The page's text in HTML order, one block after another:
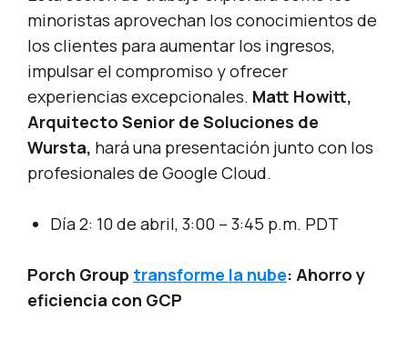
minoristas aprovechan los conocimientos de
los clientes para aumentar los ingresos,
impulsar el compromiso y ofrecer
experiencias excepcionales. Matt Howitt,
Arquitecto Senior de Soluciones de
Wursta, hará una presentación junto con los
profesionales de Google Cloud.
Día 2: 10 de abril, 3:00 – 3:45 p.m. PDT
Porch Group transforme la nube: Ahorro y
eficiencia con GCP